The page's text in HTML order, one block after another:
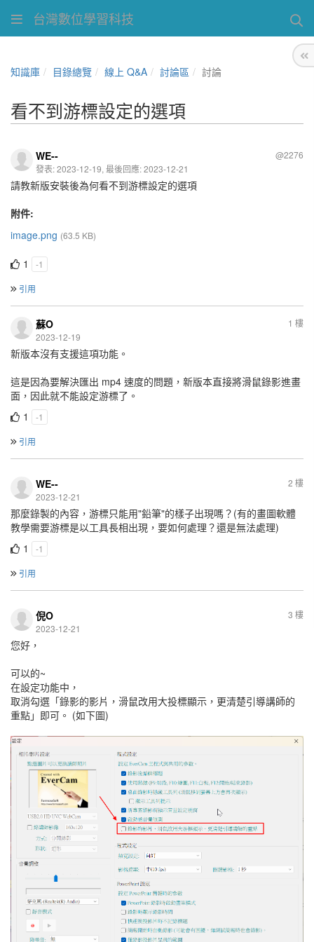
台灣數位學習科技
知識庫 目錄總覽 線上 Q&A 討論區 討論
看不到游標設定的選項
@2276
WE--
發表: 2023-12-19, 最後回應: 2023-12-21
請教新版安裝後為何看不到游標設定的選項
附件:
image.png (63.5 KB)
1 -1
引用
1 樓
蘇O
2023-12-19
新版本沒有支援這項功能。
這是因為要解決匯出 mp4 速度的問題，新版本直接將滑鼠錄影進畫
面，因此就不能設定游標了。
1
-1
引用
2 樓
WE--
2023-12-21
那麼錄製的內容，游標只能用"鉛筆"的樣子出現嗎？(有的畫圖軟體
教學需要游標是以工具長相出現，要如何處理？還是無法處理)
1
-1
引用
3 樓
倪O
2023-12-21
您好，
可以的~
在設定功能中，
取消勾選「錄影的影片，滑鼠改用大投標顯示，更清楚引導講師的
重點」即可。 (如下圖)